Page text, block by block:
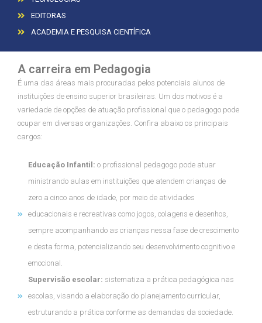
EDITORAS
ACADEMIA E PESQUISA CIENTÍFICA
A carreira em Pedagogia
É uma das áreas mais procuradas pelos potenciais alunos de
instituições de ensino superior brasileiras. Um dos motivos é a
variedade de opções de atuação profissional que o pedagogo pode
ocupar em diversas organizações. Confira abaixo os principais
cargos:
Educação Infantil: o profissional pedagogo pode atuar
ministrando aulas em instituições que atendem crianças de
zero a cinco anos de idade, por meio de atividades
educacionais e recreativas como jogos, colagens e desenhos,
sempre acompanhando as crianças nessa fase de crescimento
e desta forma, potencializando seu desenvolvimento cognitivo e
emocional.
Supervisão escolar: sistematiza a prática pedagógica nas
escolas, visando a elaboração do planejamento curricular,
estruturando a prática conforme as demandas da sociedade.